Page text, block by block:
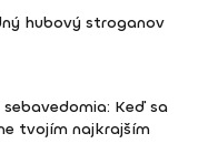
hubový stroganov
Keď sa
tvojím najkrajším